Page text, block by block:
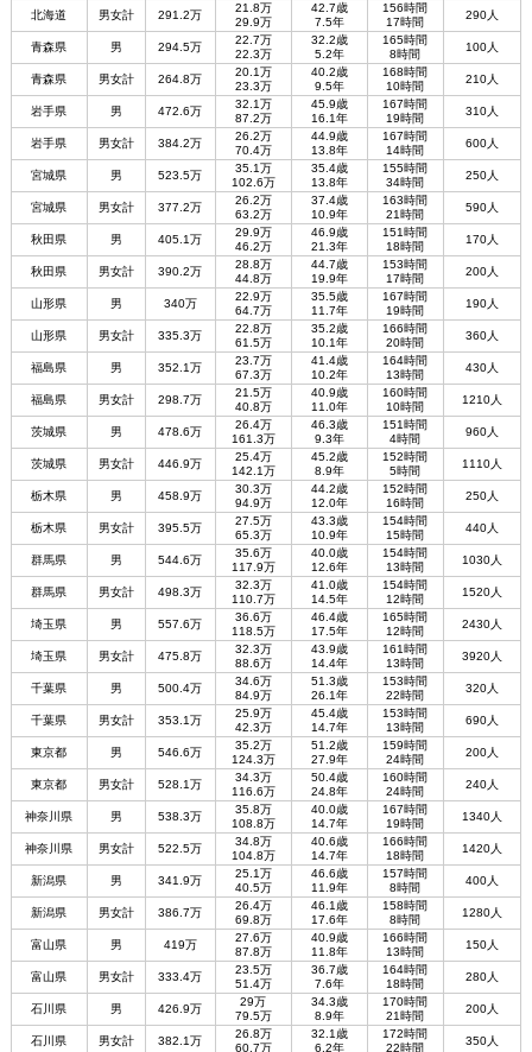
北海道 男女計 291.2万
21.8万
29.9万
42.7歳
7.5年
156時間
17時間
290人
青森県 男 294.5万
22.7万
22.3万
32.2歳
5.2年
165時間
8時間
100人
青森県 男女計 264.8万
20.1万
23.3万
40.2歳
9.5年
168時間
10時間
210人
岩手県 男 472.6万
32.1万
87.2万
45.9歳
16.1年
167時間
19時間
310人
岩手県 男女計 384.2万
26.2万
70.4万
44.9歳
13.8年
167時間
14時間
600人
宮城県 男 523.5万
35.1万
102.6万
35.4歳
13.8年
155時間
34時間
250人
宮城県 男女計 377.2万
26.2万
63.2万
37.4歳
10.9年
163時間
21時間
590人
秋田県 男 405.1万
29.9万
46.2万
46.9歳
21.3年
151時間
18時間
170人
秋田県 男女計 390.2万
28.8万
44.8万
44.7歳
19.9年
153時間
17時間
200人
山形県 男 340万
22.9万
64.7万
35.5歳
11.7年
167時間
19時間
190人
山形県 男女計 335.3万
22.8万
61.5万
35.2歳
10.1年
166時間
20時間
360人
福島県 男 352.1万
23.7万
67.3万
41.4歳
10.2年
164時間
13時間
430人
福島県 男女計 298.7万
21.5万
40.8万
40.9歳
11.0年
160時間
10時間
1210人
茨城県 男 478.6万
26.4万
161.3万
46.3歳
9.3年
151時間
4時間
960人
茨城県 男女計 446.9万
25.4万
142.1万
45.2歳
8.9年
152時間
5時間
1110人
栃木県 男 458.9万
30.3万
94.9万
44.2歳
12.0年
152時間
16時間
250人
栃木県 男女計 395.5万
27.5万
65.3万
43.3歳
10.9年
154時間
15時間
440人
群馬県 男 544.6万
35.6万
117.9万
40.0歳
12.6年
154時間
13時間
1030人
群馬県 男女計 498.3万
32.3万
110.7万
41.0歳
14.5年
154時間
12時間
1520人
埼玉県 男 557.6万
36.6万
118.5万
46.4歳
17.5年
165時間
12時間
2430人
埼玉県 男女計 475.8万
32.3万
88.6万
43.9歳
14.4年
161時間
13時間
3920人
千葉県 男 500.4万
34.6万
84.9万
51.3歳
26.1年
153時間
22時間
320人
千葉県 男女計 353.1万
25.9万
42.3万
45.4歳
14.7年
153時間
13時間
690人
東京都 男 546.6万
35.2万
124.3万
51.2歳
27.9年
159時間
24時間
200人
東京都 男女計 528.1万
34.3万
116.6万
50.4歳
24.8年
160時間
24時間
240人
神奈川県 男 538.3万
35.8万
108.8万
40.0歳
14.7年
167時間
19時間
1340人
神奈川県 男女計 522.5万
34.8万
104.8万
40.6歳
14.7年
166時間
18時間
1420人
新潟県 男 341.9万
25.1万
40.5万
46.6歳
11.9年
157時間
8時間
400人
新潟県 男女計 386.7万
26.4万
69.8万
46.1歳
17.6年
158時間
8時間
1280人
富山県 男 419万
27.6万
87.8万
40.9歳
11.8年
166時間
13時間
150人
富山県 男女計 333.4万
23.5万
51.4万
36.7歳
7.6年
164時間
18時間
280人
石川県 男 426.9万
29万
79.5万
34.3歳
8.9年
170時間
21時間
200人
石川県 男女計 382.1万
26.8万
60.7万
32.1歳
6.2年
172時間
22時間
350人